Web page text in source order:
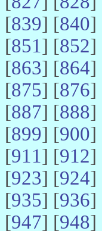
[839] [840]
[851] [852]
[863] [864]
[875] [876]
[887] [888]
[899] [900]
[911] [912]
[923] [924]
[935] [936]
[947] [948]